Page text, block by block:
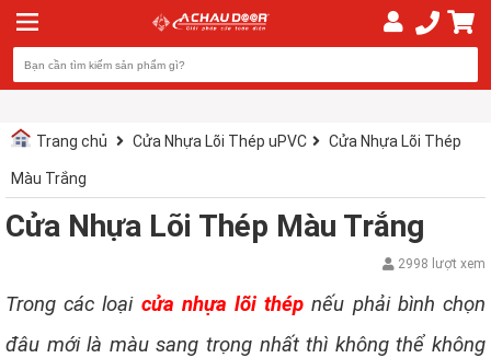
Trang chủ Cửa Nhựa Lõi Thép uPVC Cửa Nhựa Lõi Thép
Màu Trắng
Cửa Nhựa Lõi Thép Màu Trắng
2998 lượt xem
Trong các loại cửa nhựa lõi thép nếu phải bình chọn
đâu mới là màu sang trọng nhất thì không thể không